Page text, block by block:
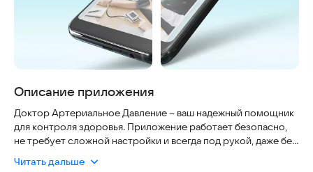
Описание приложения
Доктор Артериальное Давление – ваш надежный помощник
для контроля здоровья. Приложение работает безопасно,
не требует сложной настройки и всегда под рукой, даже без
Читать дальше